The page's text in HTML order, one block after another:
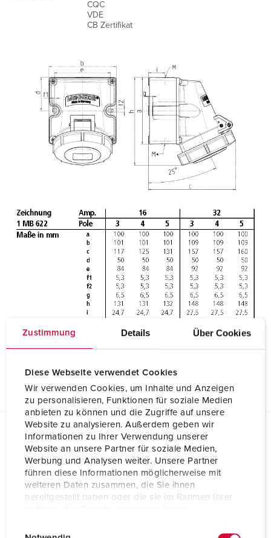
Zustimmung Details Über Cookies
Diese Webseite verwendet Cookies
Wir verwenden Cookies, um Inhalte und Anzeigen
zu personalisieren, Funktionen für soziale Medien
anbieten zu können und die Zugriffe auf unsere
Website zu analysieren. Außerdem geben wir
Informationen zu Ihrer Verwendung unserer
Website an unsere Partner für soziale Medien,
Werbung und Analysen weiter. Unsere Partner
führen diese Informationen möglicherweise mit
weiteren Daten zusammen, die Sie ihnen
bereitgestellt haben oder die sie im Rahmen Ihrer
CQC
VDE
CB Zertifikat
Planungsdaten & Downloads
Wandsteckdose 9520
Produktinfoblatt
Wandsteckdose 9520
PDF, 287 KB
Wandsteckdose 9520